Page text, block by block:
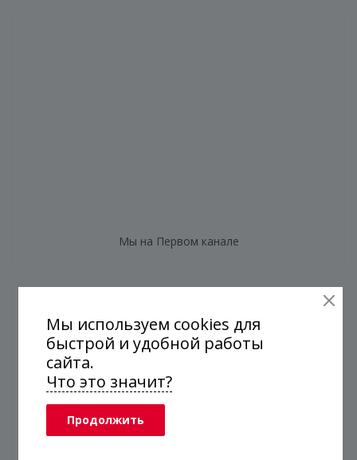
Мы на Первом канале
Мы используем cookies для
быстрой и удобной работы
сайта.
Что это значит?
Продолжить